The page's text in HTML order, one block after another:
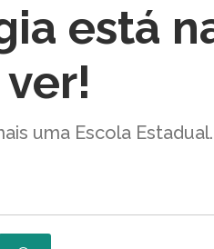
está
ver!
uma Escola